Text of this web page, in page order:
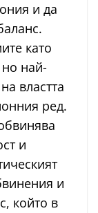
и да
като
най-
властта
ред.
и
и
който в